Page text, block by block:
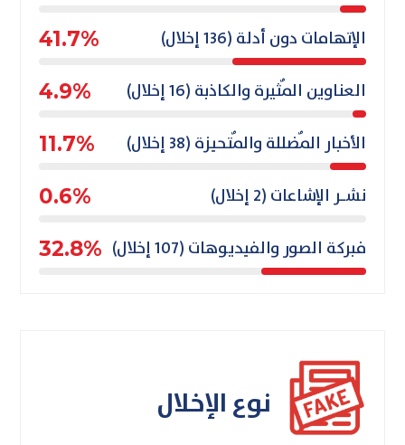
الإتهامات دون أدلة (136 إخلال) 41.7%
العناوين المٌثيرة والكاذبة (16 إخلال) 4.9%
الأخبار المٌضللة والمٌتحيزة (38 إخلال) 11.7%
نشـر الإشاعات (2 إخلال) 0.6%
فبركة الصور والفيديوهات (107 إخلال) 32.8%
نوع الإخلال